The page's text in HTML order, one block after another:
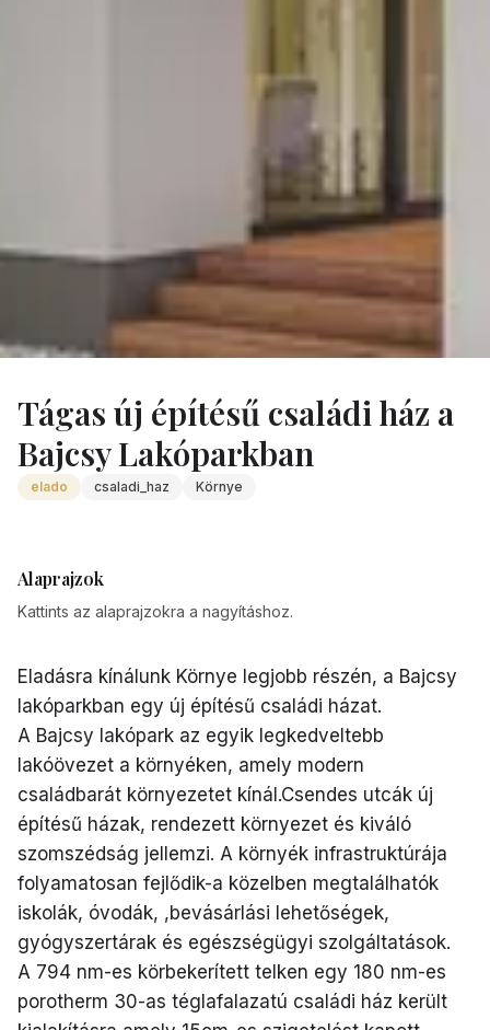
Ingatlanok Kornye Uj Epitesu Csaladi Haz Elado
Tágas új építésű családi ház a
Bajcsy Lakóparkban
elado csaladi_haz Környe
Alaprajzok
Kattints az alaprajzokra a nagyításhoz.
Eladásra kínálunk Környe legjobb részén, a Bajcsy
lakóparkban egy új építésű családi házat.
A Bajcsy lakópark az egyik legkedveltebb
lakóövezet a környéken, amely modern
családbarát környezetet kínál.Csendes utcák új
építésű házak, rendezett környezet és kiváló
szomszédság jellemzi. A környék infrastruktúrája
folyamatosan fejlődik-a közelben megtalálhatók
iskolák, óvodák, ,bevásárlási lehetőségek,
gyógyszertárak és egészségügyi szolgáltatások.
A 794 nm-es körbekerített telken egy 180 nm-es
porotherm 30-as téglafalazatú családi ház került